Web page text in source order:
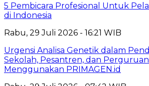
5 Pembicara Profesional Untuk
di Indonesia
Rabu, 29 Juli 2026 - 16:21 WIB
Urgensi Analisa Genetik dalam
Sekolah, Pesantren, dan
Menggunakan PRIMAGEN.id